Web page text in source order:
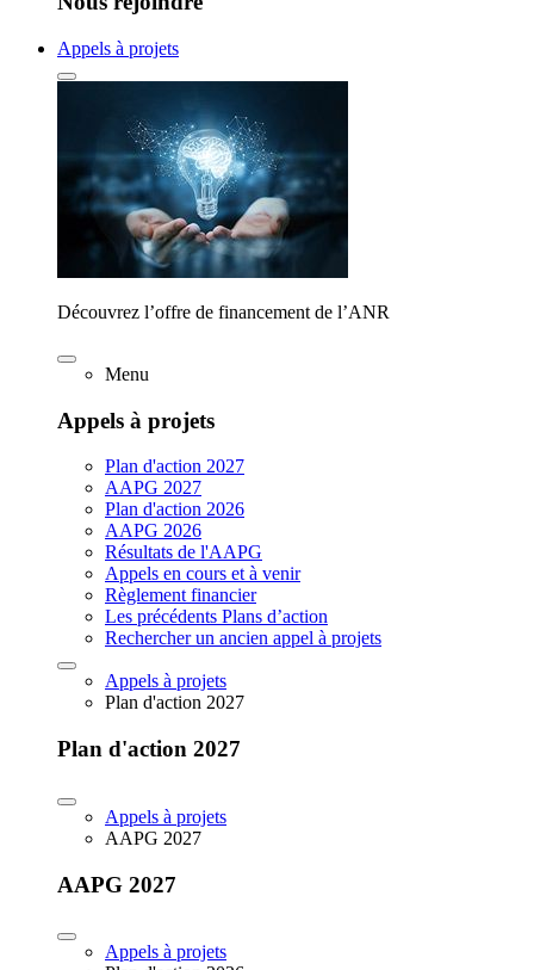
Appels à projets
Découvrez l’offre de financement de l’ANR
Menu
Appels à projets
Plan d'action 2027
AAPG 2027
Plan d'action 2026
AAPG 2026
Résultats de l'AAPG
Appels en cours et à venir
Règlement financier
Les précédents Plans d’action
Rechercher un ancien appel à projets
Appels à projets
Plan d'action 2027
Plan d'action 2027
Appels à projets
AAPG 2027
AAPG 2027
Appels à projets